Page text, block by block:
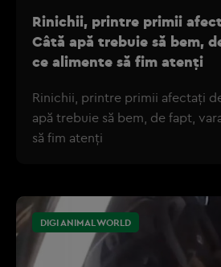
Rinichii, printre primii
Câtă apă trebuie să bem,
ce alimente să fim atenți
Rinichii, printre primii afectați
apă trebuie să bem, de fapt,
să fim atenți
DIGI ANIMAL WORLD